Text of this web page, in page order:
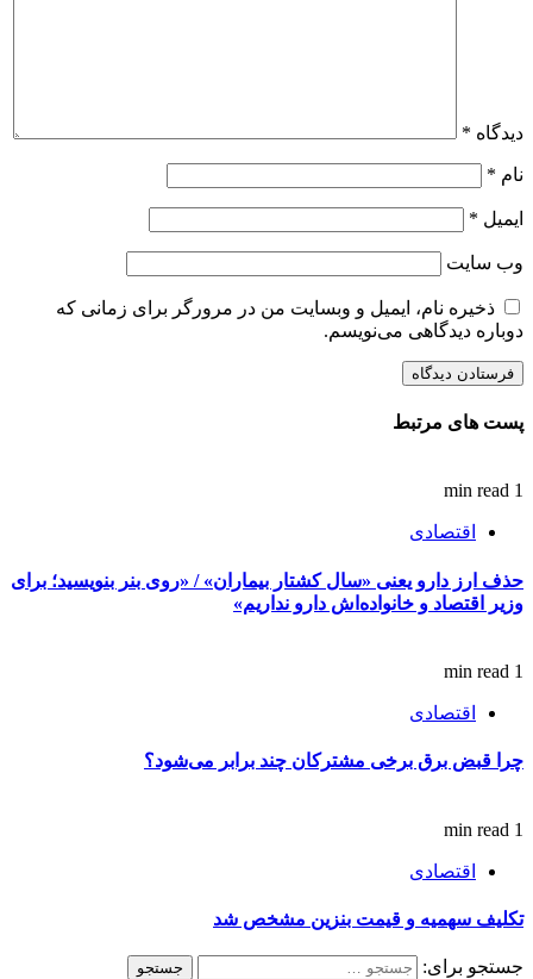
دیدگاه *
نام *
ایمیل *
وب‌ سایت
ذخیره نام، ایمیل و وبسایت من در مرورگر برای زمانی که
دوباره دیدگاهی می‌نویسم.
پست های مرتبط
1 min read
اقتصادی
حذف ارز دارو یعنی «سال کشتار بیماران» / «روی بنر بنویسید؛ برای
وزیر اقتصاد و خانواده‌اش دارو نداریم»
1 min read
اقتصادی
چرا قبض برق برخی مشترکان چند برابر می‌شود؟
1 min read
اقتصادی
تکلیف سهمیه و قیمت بنزین مشخص شد
جستجو برای: